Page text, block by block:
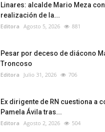
Linares: alcalde Mario Meza
realización de la...
Editora Agosto 5, 2026 881
Pesar por deceso de diácono
Troncoso
Editora Julio 31, 2026 706
Ex dirigente de RN cuestiona a
Pamela Ávila tras...
Editora Agosto 2, 2026 504